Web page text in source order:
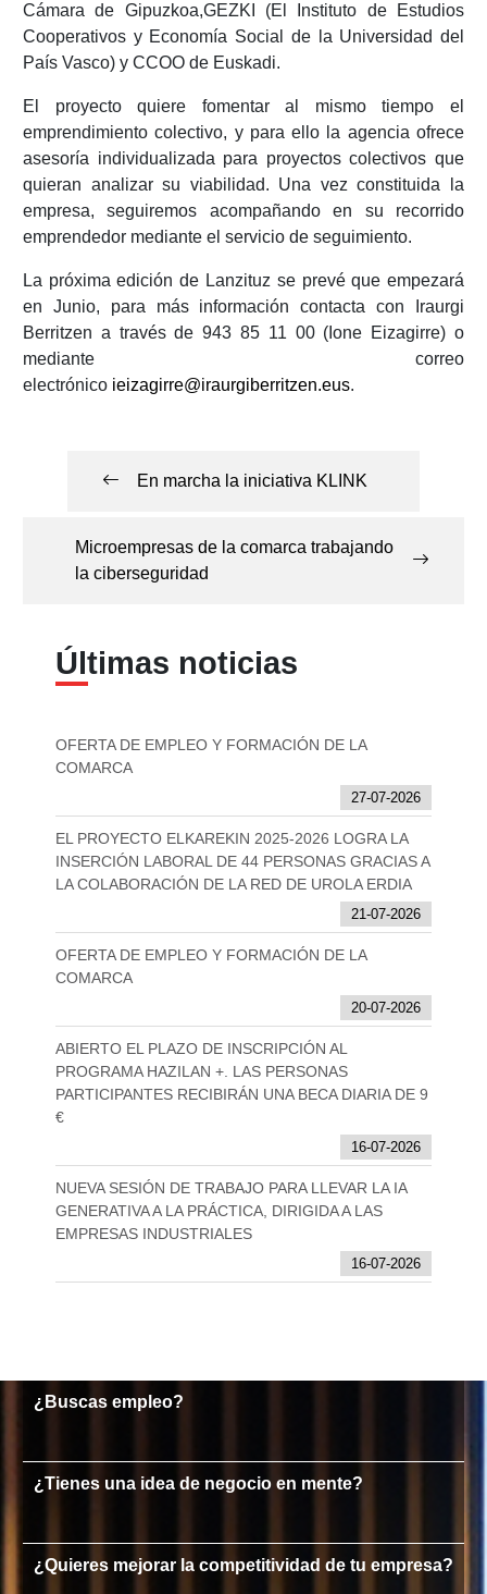
Cámara de Gipuzkoa,GEZKI (El Instituto de Estudios
Cooperativos y Economía Social de la Universidad del
País Vasco) y CCOO de Euskadi.
El proyecto quiere fomentar al mismo tiempo el
emprendimiento colectivo, y para ello la agencia ofrece
asesoría individualizada para proyectos colectivos que
quieran analizar su viabilidad. Una vez constituida la
empresa, seguiremos acompañando en su recorrido
emprendedor mediante el servicio de seguimiento.
La próxima edición de Lanzituz se prevé que empezará
en Junio, para más información contacta con Iraurgi
Berritzen a través de 943 85 11 00 (Ione Eizagirre) o
mediante correo
electrónico ieizagirre@iraurgiberritzen.eus.
En marcha la iniciativa KLINK
Microempresas de la comarca trabajando
la ciberseguridad
Últimas noticias
OFERTA DE EMPLEO Y FORMACIÓN DE LA
COMARCA
27-07-2026
EL PROYECTO ELKAREKIN 2025-2026 LOGRA LA
INSERCIÓN LABORAL DE 44 PERSONAS GRACIAS A
LA COLABORACIÓN DE LA RED DE UROLA ERDIA
21-07-2026
OFERTA DE EMPLEO Y FORMACIÓN DE LA
COMARCA
20-07-2026
ABIERTO EL PLAZO DE INSCRIPCIÓN AL
PROGRAMA HAZILAN +. LAS PERSONAS
PARTICIPANTES RECIBIRÁN UNA BECA DIARIA DE 9
€
16-07-2026
NUEVA SESIÓN DE TRABAJO PARA LLEVAR LA IA
GENERATIVA A LA PRÁCTICA, DIRIGIDA A LAS
EMPRESAS INDUSTRIALES
16-07-2026
¿Buscas empleo?
¿Tienes una idea de negocio en mente?
¿Quieres mejorar la competitividad de tu empresa?